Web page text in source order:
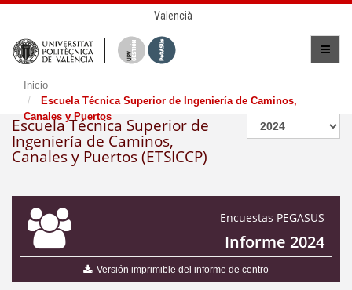
Valencià
Inicio
Escuela Técnica Superior de Ingeniería de Caminos,
Canales y Puertos
Escuela Técnica Superior de
Ingeniería de Caminos,
Canales y Puertos (ETSICCP)
Encuestas PEGASUS
Informe 2024
Versión imprimible del informe de centro